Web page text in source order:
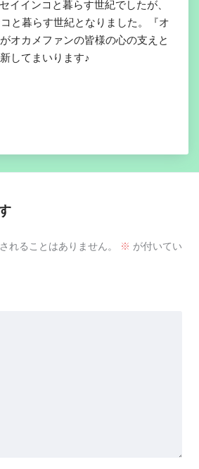
イインコと暮らす世紀でしたが、
と暮らす世紀となりました。『オ
オカメファンの皆様の心の支えと
してまいります♪
れることはありません。 ※ が付いてい